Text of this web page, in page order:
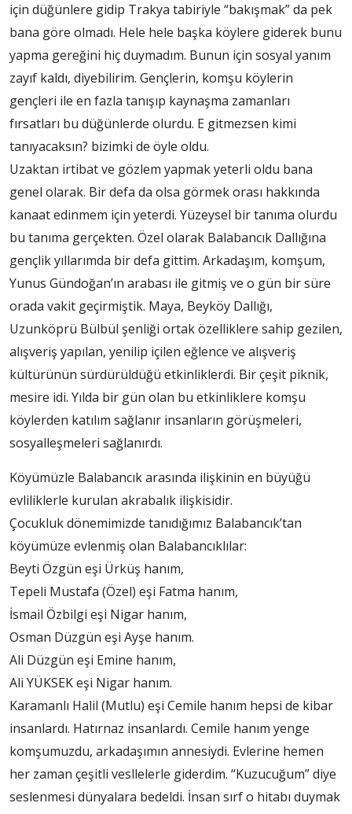
için düğünlere gidip Trakya tabiriyle “bakışmak” da pek
bana göre olmadı. Hele hele başka köylere giderek bunu
yapma gereğini hiç duymadım. Bunun için sosyal yanım
zayıf kaldı, diyebilirim. Gençlerin, komşu köylerin
gençleri ile en fazla tanışıp kaynaşma zamanları
fırsatları bu düğünlerde olurdu. E gitmezsen kimi
tanıyacaksın? bizimki de öyle oldu.
Uzaktan irtibat ve gözlem yapmak yeterli oldu bana
genel olarak. Bir defa da olsa görmek orası hakkında
kanaat edinmem için yeterdi. Yüzeysel bir tanıma olurdu
bu tanıma gerçekten. Özel olarak Balabancık Dallığına
gençlik yıllarımda bir defa gittim. Arkadaşım, komşum,
Yunus Gündoğan’ın arabası ile gitmiş ve o gün bir süre
orada vakit geçirmiştik. Maya, Beyköy Dallığı,
Uzunköprü Bülbül şenliği ortak özelliklere sahip gezilen,
alışveriş yapılan, yenilip içilen eğlence ve alışveriş
kültürünün sürdürüldüğü etkinliklerdi. Bir çeşit piknik,
mesire idi. Yılda bir gün olan bu etkinliklere komşu
köylerden katılım sağlanır insanların görüşmeleri,
sosyalleşmeleri sağlanırdı.
Köyümüzle Balabancık arasında ilişkinin en büyüğü
evliliklerle kurulan akrabalık ilişkisidir.
Çocukluk dönemimizde tanıdığımız Balabancık’tan
köyümüze evlenmiş olan Balabancıklılar:
Beyti Özgün eşi Ürküş hanım,
Tepeli Mustafa (Özel) eşi Fatma hanım,
İsmail Özbilgi eşi Nigar hanım,
Osman Düzgün eşi Ayşe hanım.
Ali Düzgün eşi Emine hanım,
Ali YÜKSEK eşi Nigar hanım.
Karamanlı Halil (Mutlu) eşi Cemile hanım hepsi de kibar
insanlardı. Hatırnaz insanlardı. Cemile hanım yenge
komşumuzdu, arkadaşımın annesiydi. Evlerine hemen
her zaman çeşitli vesllelerle giderdim. “Kuzucuğum” diye
seslenmesi dünyalara bedeldi. İnsan sırf o hitabı duymak